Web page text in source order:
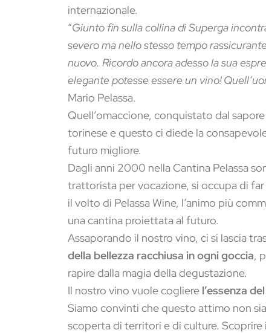
internazionale.
“Giunto fin sulla collina di Superga
severo ma nello stesso tempo
nuovo. Ricordo ancora adesso la sua
elegante potesse essere un vino!
Mario Pelassa.
Quell’omaccione, conquistato dal
torinese e questo ci diede la
futuro migliore.
Dagli anni 2000 nella Cantina Pelassa
trattorista per vocazione, si occupa di far
il volto di Pelassa Wine, l’animo più
una cantina proiettata al futuro.
Assaporando il nostro vino, ci si lascia
della bellezza racchiusa in ogni goccia,
rapire dalla magia della degustazione.
Il nostro vino vuole cogliere l’essenza
Siamo convinti che questo attimo non
scoperta di territori e di culture. Scoprire